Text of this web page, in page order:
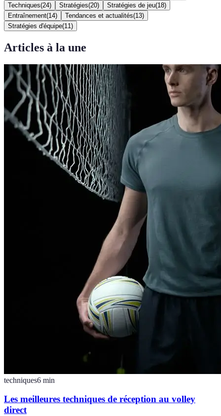
Techniques(24) Stratégies(20) Stratégies de jeu(18)
Entraînement(14) Tendances et actualités(13)
Stratégies d'équipe(11 )
Articles à la une
techniques6 min
Les meilleures techniques de réception au volley
direct